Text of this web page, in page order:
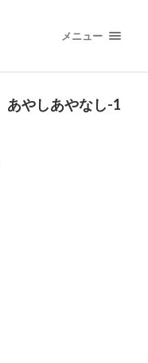
メニュー
あやしあやなし-1